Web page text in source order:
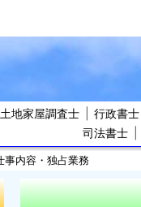
土地家屋調査士 行政書士
司法書士
事内容・独占業務